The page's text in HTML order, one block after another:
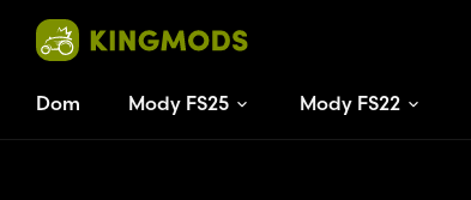
Dom Mody FS25 Mody FS22